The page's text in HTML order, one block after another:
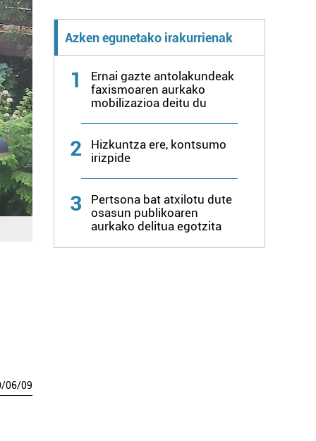
/06/09
Azken egunetako irakurrienak
1
Ernai gazte antolakundeak
faxismoaren aurkako
mobilizazioa deitu du
2
Hizkuntza ere, kontsumo
irizpide
3
Pertsona bat atxilotu dute
osasun publikoaren
aurkako delitua egotzita